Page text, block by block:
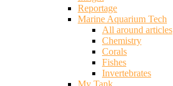
Reportage
Marine Aquarium Tech
All around articles
Chemistry
Corals
Fishes
Invertebrates
My Tank